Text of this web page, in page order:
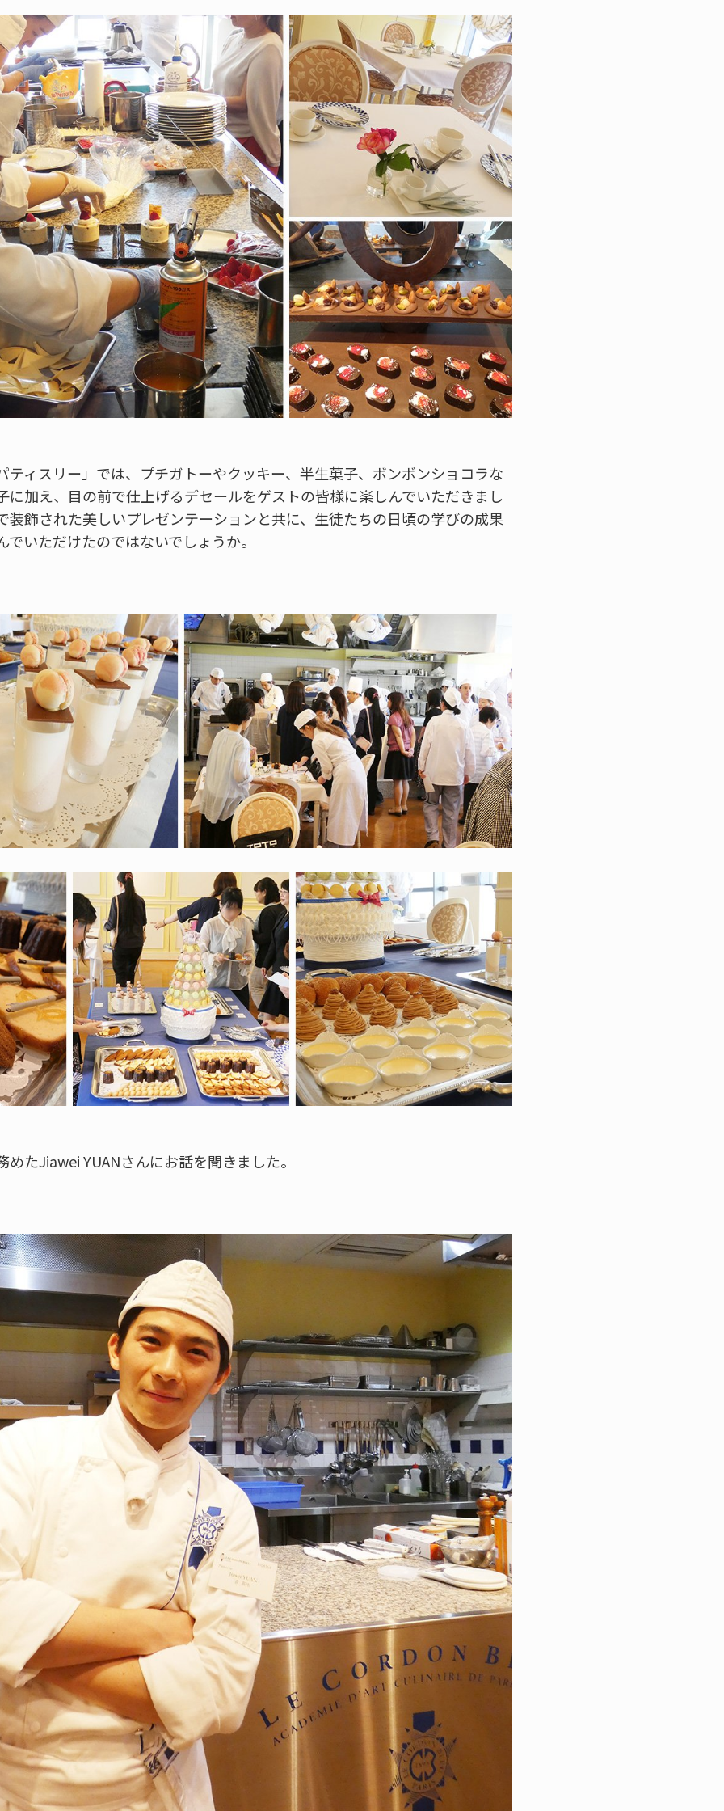
ティスリー」では、プチガトーやクッキー、半生菓子、ボンボンショコラな
に加え、目の前で仕上げるデセールをゲストの皆様に楽しんでいただきまし
装飾された美しいプレゼンテーションと共に、生徒たちの日頃の学びの成果
いただけたのではないでしょうか。
たJiawei YUANさんにお話を聞きました。